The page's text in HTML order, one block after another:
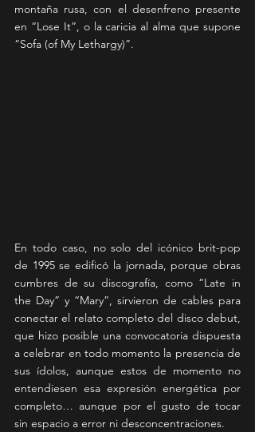
montaña rusa, con el desenfreno presente
en “Lose It”, o la caricia al alma que supone
“Sofa (of My Lethargy)”.
En todo caso, no solo del icónico brit-pop
de 1995 se edificó la jornada, porque obras
cumbres de su discografía, como “Late in
the Day” y “Mary”, sirvieron de cables para
conectar el relato completo del disco debut,
que hizo posible una convocatoria dispuesta
a celebrar en todo momento la presencia de
sus ídolos, aunque estos de momento no
entendiesen esa expresión energética por
completo… aunque por el gusto de tocar
sin espacio a error ni desconcentraciones.